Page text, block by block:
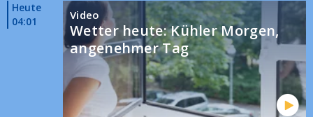
Heute
04:01
Video
Wetter heute: Kühler Morgen,
angenehmer Tag